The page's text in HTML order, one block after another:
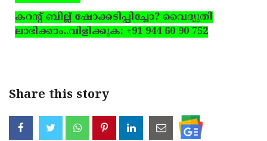
കറന്റ് ബില്ല് ഷോക്കടിപ്പിച്ചോ? വൈദ്യുതി
ലാഭിക്കാം..വിളിക്കുക: +91 944 60 90 752
Share this story